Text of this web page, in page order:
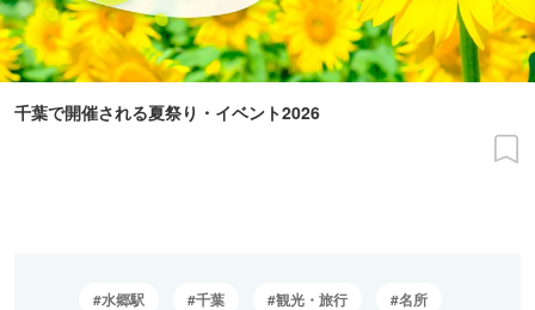
千葉で開催される夏祭り・イベント2026
水郷駅 千葉 観光・旅行 名所